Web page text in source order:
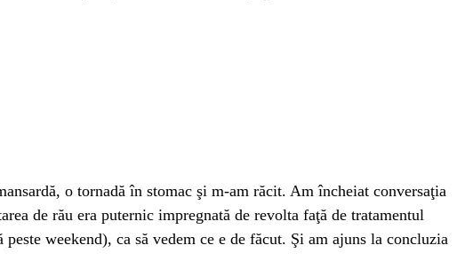
o tornadă în stomac şi m-am răcit. Am încheiat conversaţia
de rău era puternic impregnată de revolta faţă de tratamentul
weekend), ca să vedem ce e de făcut. Şi am ajuns la concluzia